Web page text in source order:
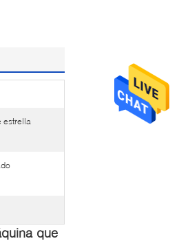
estrella
que